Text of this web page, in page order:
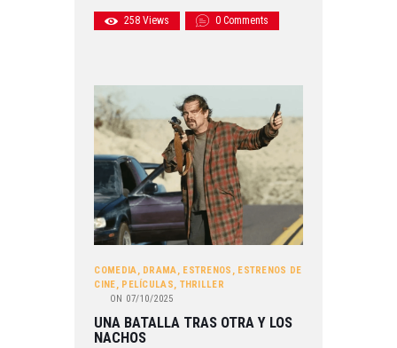
258 Views 0 Comments
COMEDIA, DRAMA, ESTRENOS , ESTRENOS DE
CINE, PELÍCULAS, THRILLER
ON 07/10/2025
UNA BATALLA TRAS OTRA Y LOS
NACHOS